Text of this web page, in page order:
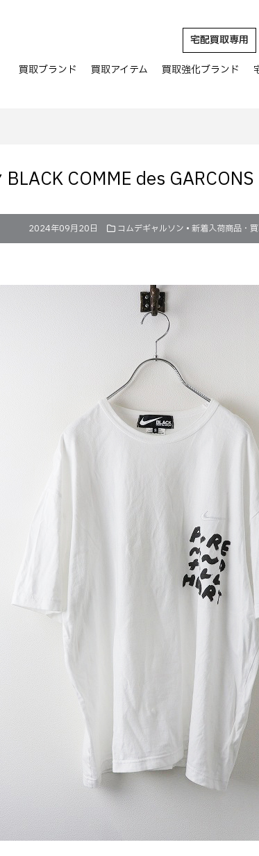
宅配買取専用
買取ブランド 買取アイテム 買取強化ブランド
COMME des
2024年09月20日 コムデギャルソン • 新着入荷商品・